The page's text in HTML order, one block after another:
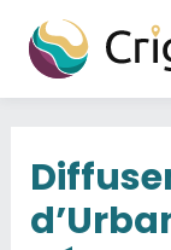
contenu